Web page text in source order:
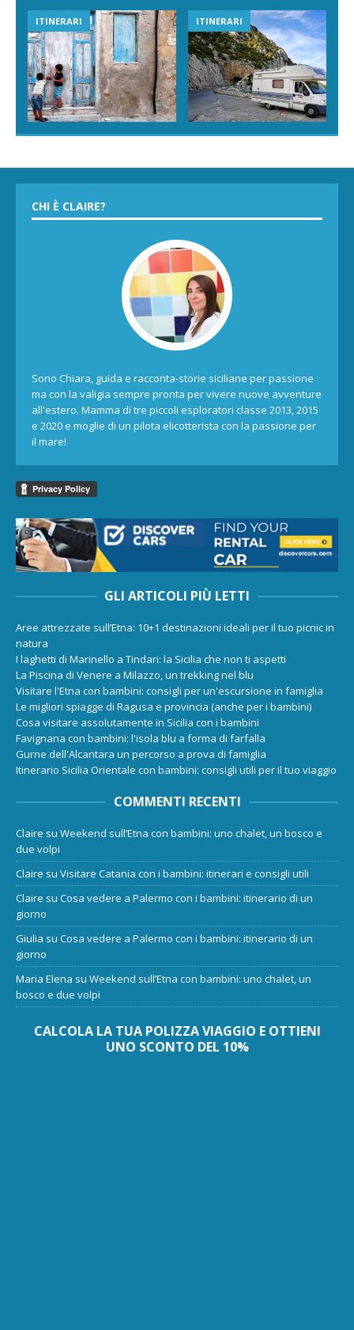
ITINERARI ITINERARI
CHI È CLAIRE?
Sono Chiara, guida e racconta-storie siciliane per passione
ma con la valigia sempre pronta per vivere nuove avventure
all'estero. Mamma di tre piccoli esploratori classe 2013, 2015
e 2020 e moglie di un pilota elicotterista con la passione per
il mare!
GLI ARTICOLI PIÙ LETTI
Aree attrezzate sull’Etna: 10+1 destinazioni ideali per il tuo picnic in
natura
I laghetti di Marinello a Tindari: la Sicilia che non ti aspetti
La Piscina di Venere a Milazzo, un trekking nel blu
Visitare l'Etna con bambini: consigli per un'escursione in famiglia
Le migliori spiagge di Ragusa e provincia (anche per i bambini)
Cosa visitare assolutamente in Sicilia con i bambini
Favignana con bambini: l'isola blu a forma di farfalla
Gurne dell'Alcantara un percorso a prova di famiglia
Itinerario Sicilia Orientale con bambini: consigli utili per il tuo viaggio
COMMENTI RECENTI
Claire su Weekend sull’Etna con bambini: uno chalet, un bosco e
due volpi
Claire su Visitare Catania con i bambini: itinerari e consigli utili
Claire su Cosa vedere a Palermo con i bambini: itinerario di un
giorno
Giulia su Cosa vedere a Palermo con i bambini: itinerario di un
giorno
Maria Elena su Weekend sull’Etna con bambini: uno chalet, un
bosco e due volpi
CALCOLA LA TUA POLIZZA VIAGGIO E OTTIENI
UNO SCONTO DEL 10%